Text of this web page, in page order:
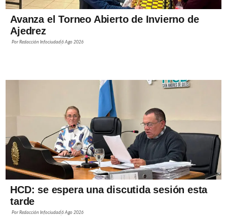
Avanza el Torneo Abierto de Invierno de
Ajedrez
PorRedacción Infociudad6 Ago 2026
HCD: se espera una discutida sesión esta
tarde
PorRedacción Infociudad6 Ago 2026